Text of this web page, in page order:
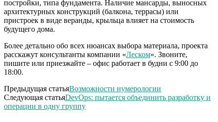
постройки, типа фундамента. Наличие мансарды, выносных
архитектурных конструкций (балкона, террасы) или
пристроек в виде веранды, крыльца влияет на стоимость
будущего дома.
Более детально обо всех нюансах выбора материала, проекта
расскажут консультанты компании «Леском». Звоните,
пишите или приезжайте – офис работает в будни с 9:00 до
18:00.
Предыдущая статьяВозможности нумерологии
Следующая статьяDevOps: пытается объединить разработку и
операции в одну группу